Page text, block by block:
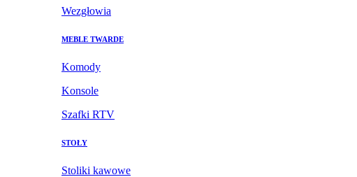
Wezgłowia
MEBLE TWARDE
Komody
Konsole
Szafki RTV
STOŁY
Stoliki kawowe